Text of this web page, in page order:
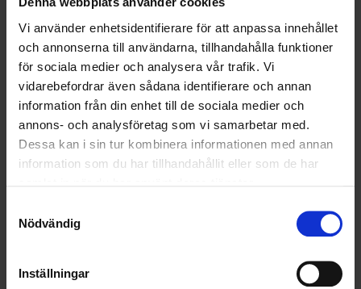
Vi använder enhetsidentifierare för att anpassa innehållet
och annonserna till användarna, tillhandahålla funktioner
för sociala medier och analysera vår trafik. Vi
vidarebefordrar även sådana identifierare och annan
information från din enhet till de sociala medier och
annons- och analysföretag som vi samarbetar med.
Dessa kan i sin tur kombinera informationen med annan
information som du har tillhandahållit eller som de har
Nödvändig
Inställningar
LÄS MER
2022-01-28
Fortsatt samarbete med Skånela
LÄS MER
2021-07-07
LÄS MER
2021-05-31